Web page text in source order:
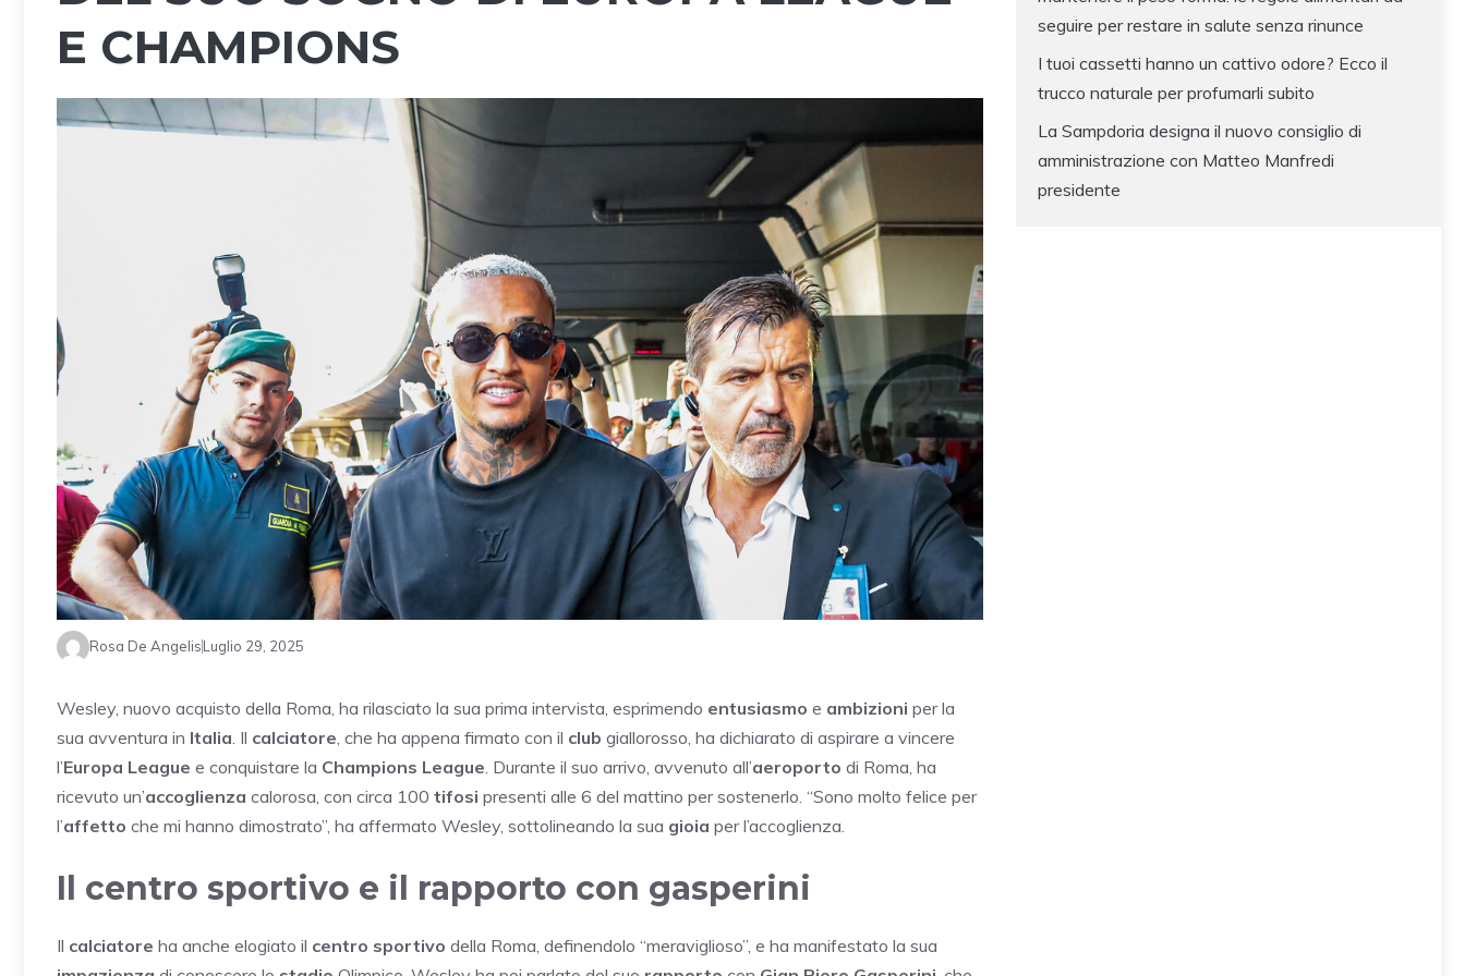
E CHAMPIONS
Rosa De AngelisLuglio 29, 2025
Wesley, nuovo acquisto della Roma, ha rilasciato la sua prima intervista, esprimendo entusiasmo e ambizioni per la
sua avventura in Italia . Il calciatore , che ha appena firmato con il club giallorosso, ha dichiarato di aspirare a vincere
l’Europa League e conquistare la Champions League . Durante il suo arrivo, avvenuto all’aeroporto di Roma, ha
ricevuto un’accoglienza calorosa, con circa 100 tifosi presenti alle 6 del mattino per sostenerlo. “Sono molto felice per
l’affetto che mi hanno dimostrato”, ha affermato Wesley, sottolineando la sua gioia per l’accoglienza.
Il centro sportivo e il rapporto con gasperini
Il calciatore ha anche elogiato il centro sportivo della Roma, definendolo “meraviglioso”, e ha manifestato la sua
seguire per restare in salute senza rinunce
I tuoi cassetti hanno un cattivo odore? Ecco il
trucco naturale per profumarli subito
La Sampdoria designa il nuovo consiglio di
amministrazione con Matteo Manfredi
presidente